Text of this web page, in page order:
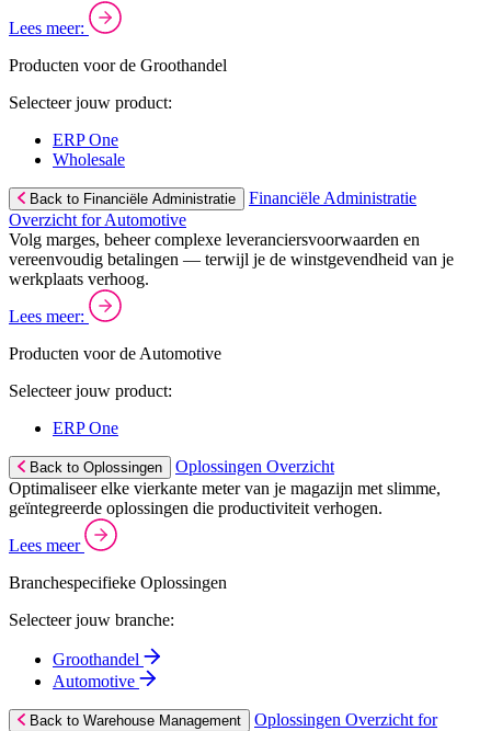
Lees meer:
Producten voor de Groothandel
Selecteer jouw product:
ERP One
Wholesale
Back to Financiële Administratie
Financiële Administratie
Overzicht for Automotive
Volg marges, beheer complexe leveranciersvoorwaarden en
vereenvoudig betalingen — terwijl je de winstgevendheid van je
werkplaats verhoog.
Lees meer:
Producten voor de Automotive
Selecteer jouw product:
ERP One
Back to Oplossingen
Oplossingen Overzicht
Optimaliseer elke vierkante meter van je magazijn met slimme,
geïntegreerde oplossingen die productiviteit verhogen.
Lees meer
Branchespecifieke Oplossingen
Selecteer jouw branche:
Groothandel
Automotive
Back to Warehouse Management
Oplossingen Overzicht for